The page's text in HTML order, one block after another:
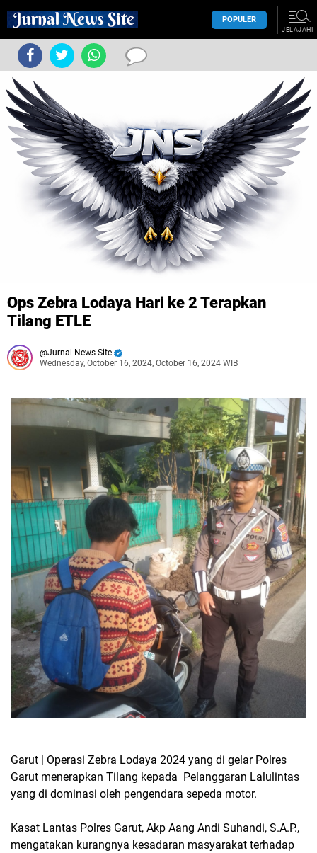
POPULER
JELAJAHI
Ops Zebra Lodaya Hari ke 2 Terapkan
Tilang ETLE
Jurnal News Site
Wednesday, October 16, 2024, October 16, 2024 WIB
Garut | Operasi Zebra Lodaya 2024 yang di gelar Polres
Garut menerapkan Tilang kepada Pelanggaran Lalulintas
yang di dominasi oleh pengendara sepeda motor.
Kasat Lantas Polres Garut, Akp Aang Andi Suhandi, S.A.P.,
mengatakan kurangnya kesadaran masyarakat terhadap